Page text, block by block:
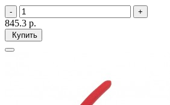
845.3 р.
Купить